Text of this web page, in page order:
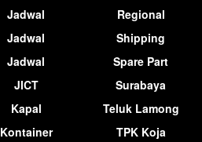
Jadwal
Jadwal
Jadwal
JICT
Kapal
Kontainer
Regional
Shipping
Spare Part
Surabaya
Teluk Lamong
TPK Koja